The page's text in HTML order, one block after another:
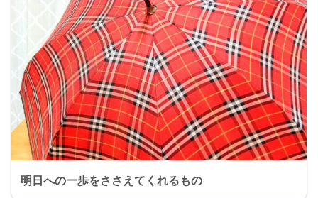
明日への一歩をささえてくれるもの